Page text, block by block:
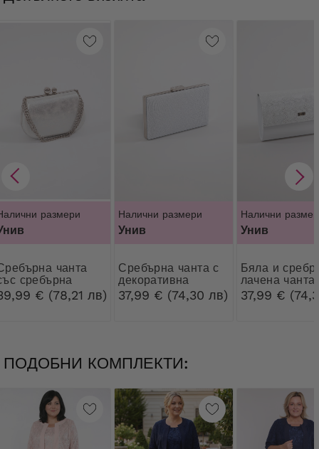
размери
сребърна
€ (78,21 лв)
Налични размери
Унив
Сребърна чанта с
декоративна
закопчалка
37,99 € (74,30 лв)
Налични
Унив
Бяла и сребриста
лачена чанта
плик
37,99 €
ПОДОБНИ КОМПЛЕКТИ: